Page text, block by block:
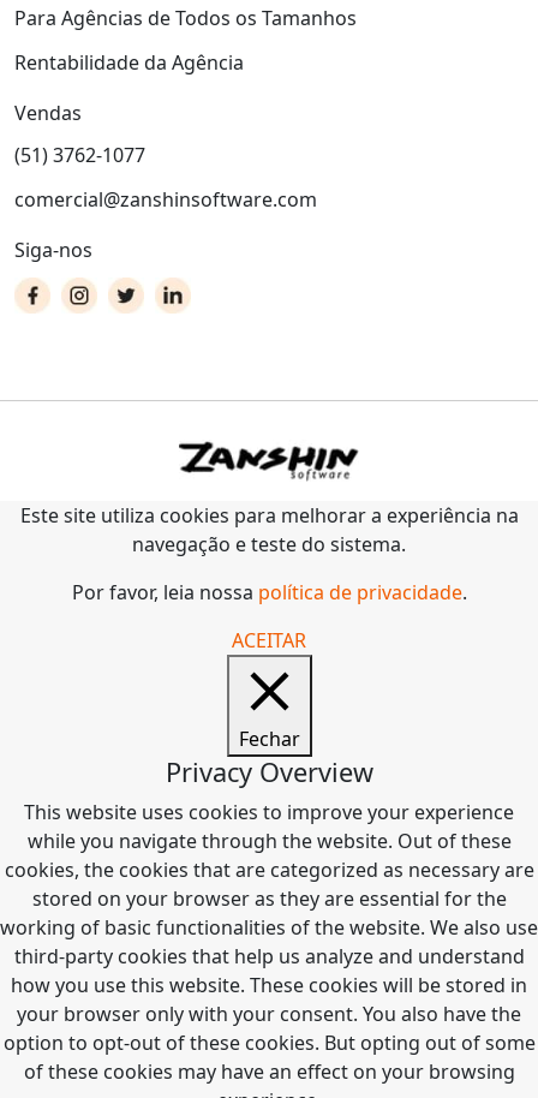
Para Agências de Todos os Tamanhos
Rentabilidade da Agência
Vendas
(51) 3762-1077
comercial@zanshinsoftware.com
Siga-nos
Este site utiliza cookies para melhorar a experiência na
navegação e teste do sistema.
Por favor, leia nossa política de privacidade.
ACEITAR
Fechar
Privacy Overview
This website uses cookies to improve your experience
while you navigate through the website. Out of these
cookies, the cookies that are categorized as necessary are
stored on your browser as they are essential for the
working of basic functionalities of the website. We also use
third-party cookies that help us analyze and understand
how you use this website. These cookies will be stored in
your browser only with your consent. You also have the
option to opt-out of these cookies. But opting out of some
of these cookies may have an effect on your browsing